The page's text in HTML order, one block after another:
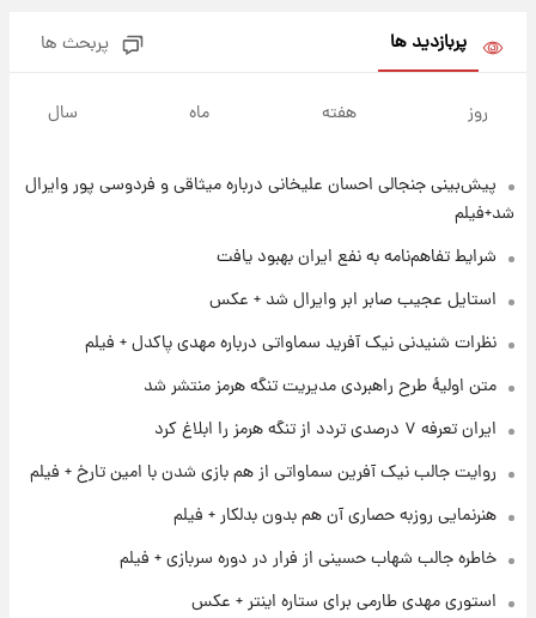
شد+فیلم
۱ روز پیش
۱ روز پیش
شارژ جدید کالابرگ برای سه دهک؛ جزئیات اعلام
۱ روز پیش
شرایط تازه فروش اقساطی سایپا اعلام شد؛
شاهین، کوییک، اطلس، سهند و ساینا با اقساط
بلندمدت + جدول
پربازدید ها پربحث ها
روز هفته ماه سال
پیش‌بینی جنجالی احسان علیخانی درباره میثاقی و فردوسی پور وایرال
شد+فیلم
شرایط تفاهم‌نامه به نفع ایران بهبود یافت
استایل عجیب صابر ابر وایرال شد + عکس
نظرات شنیدنی نیک آفرید سماواتی درباره مهدی پاکدل + فیلم
متن اولیۀ طرح راهبردی مدیریت تنگه هرمز منتشر شد
ایران تعرفه ۷ درصدی تردد از تنگه هرمز را ابلاغ کرد
روایت جالب نیک آفرین سماواتی از هم بازی شدن با امین تارخ + فیلم
هنرنمایی روزبه حصاری آن هم بدون بدلکار + فیلم
خاطره جالب شهاب حسینی از فرار در دوره سربازی + فیلم
استوری مهدی طارمی برای ستاره اینتر + عکس